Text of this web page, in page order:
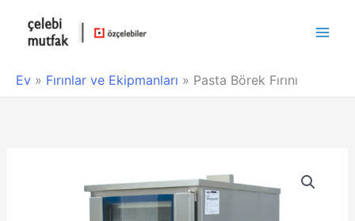
Ev » Fırınlar ve Ekipmanları » Pasta Börek Fırını